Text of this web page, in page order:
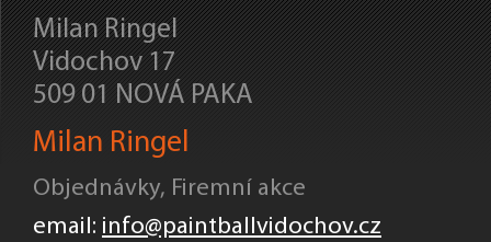
Milan Ringel
Vidochov 17
509 01 NOVÁ PAKA
Milan Ringel
Objednávky, Firemní akce
email: info@paintballvidochov.cz